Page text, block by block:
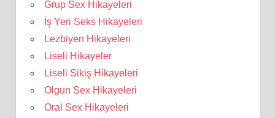
Grup Sex Hikayeleri
İş Yeri Seks Hikayeleri
Lezbiyen Hikayeleri
Liseli Hikayeler
Liseli Sikiş Hikayeleri
Olgun Sex Hikayeleri
Oral Sex Hikayeleri